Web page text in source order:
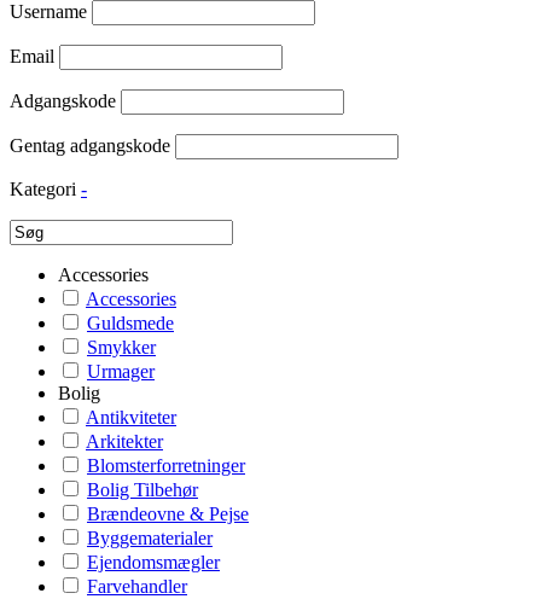
Username
Email
Adgangskode
Gentag adgangskode
Kategori -
Accessories
Accessories
Guldsmede
Smykker
Urmager
Bolig
Antikviteter
Arkitekter
Blomsterforretninger
Bolig Tilbehør
Brændeovne & Pejse
Byggematerialer
Ejendomsmægler
Farvehandler